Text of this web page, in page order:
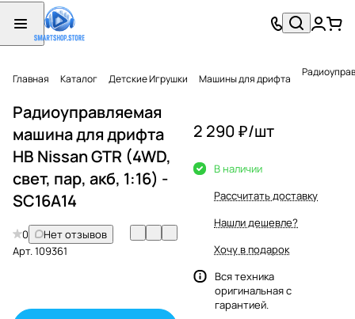
Главная Каталог Детские Игрушки Машины для дрифта
Радиоуправляемая
машина для дрифта
HB Nissan GTR (4WD,
свет, пар, акб, 1:16) -
SC16A14
0
Нет отзывов
Арт.109361
2 290 ₽/шт
В наличии
Рассчитать доставку
Нашли дешевле?
Хочу в подарок
Вся техника
оригинальная с
гарантией.